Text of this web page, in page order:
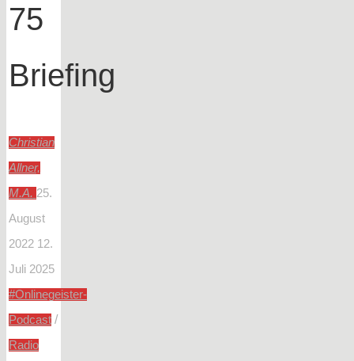
75
Briefing
Christian
Allner,
M.A. 25.
August
2022 12.
Juli 2025
#Onlinegeister-
Podcast/
Radio